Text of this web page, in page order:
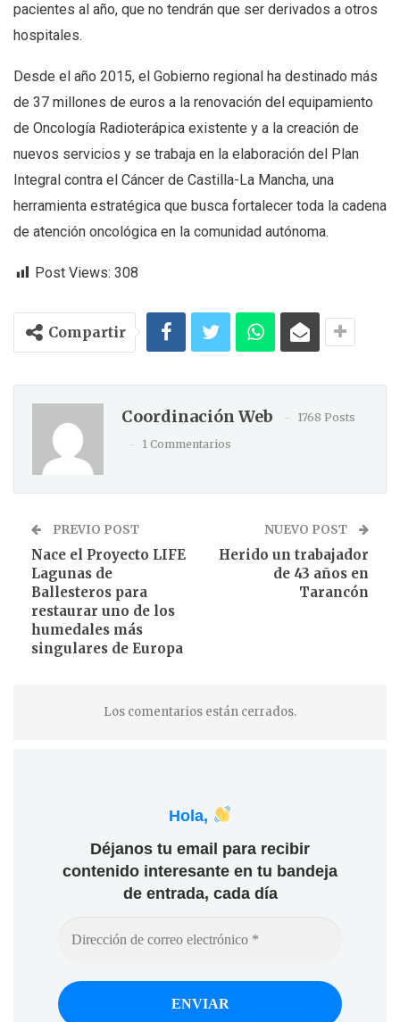
pacientes al año, que no tendrán que ser derivados a otros
hospitales.
Desde el año 2015, el Gobierno regional ha destinado más
de 37 millones de euros a la renovación del equipamiento
de Oncología Radioterápica existente y a la creación de
nuevos servicios y se trabaja en la elaboración del Plan
Integral contra el Cáncer de Castilla-La Mancha, una
herramienta estratégica que busca fortalecer toda la cadena
de atención oncológica en la comunidad autónoma.
Post Views: 308
Compartir
Coordinación Web
1768 Posts
1 Commentarios
PREVIO POST
Nace el Proyecto LIFE
Lagunas de
Ballesteros para
restaurar uno de los
humedales más
singulares de Europa
NUEVO POST
Herido un trabajador
de 43 años en
Tarancón
Los comentarios están cerrados.
Hola,
Déjanos tu email para recibir
contenido interesante en tu bandeja
de entrada, cada día